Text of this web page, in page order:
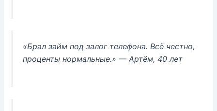
«Брал займ под залог телефона. Всё честно,
проценты нормальные.» — Артём, 40 лет